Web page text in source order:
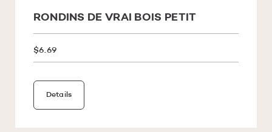
RONDINS DE VRAI BOIS PETIT
$6.69
Details